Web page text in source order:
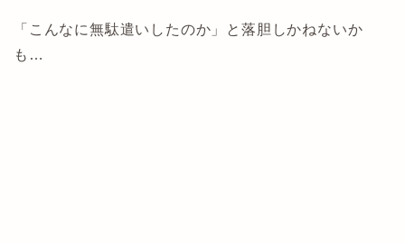
「こんなに無駄遣いしたのか」と落胆しかねないか
も…